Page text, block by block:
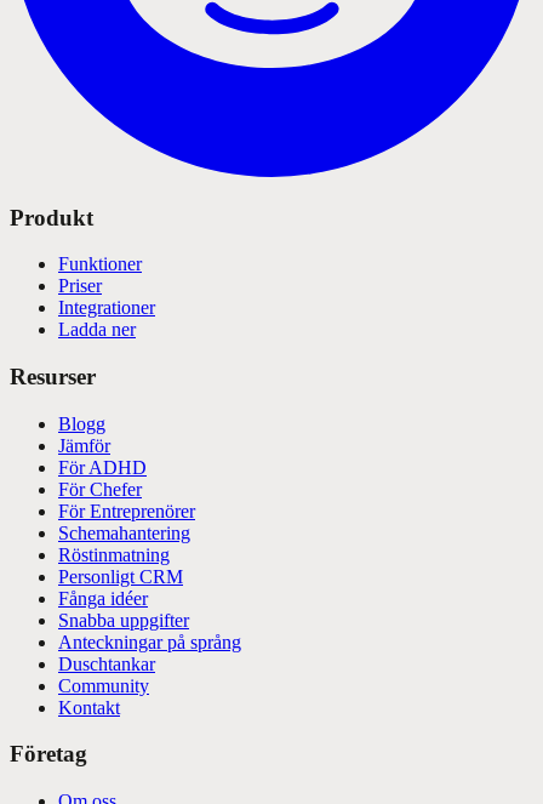
Produkt
Funktioner
Priser
Integrationer
Ladda ner
Resurser
Blogg
Jämför
För ADHD
För Chefer
För Entreprenörer
Schemahantering
Röstinmatning
Personligt CRM
Fånga idéer
Snabba uppgifter
Anteckningar på språng
Duschtankar
Community
Kontakt
Företag